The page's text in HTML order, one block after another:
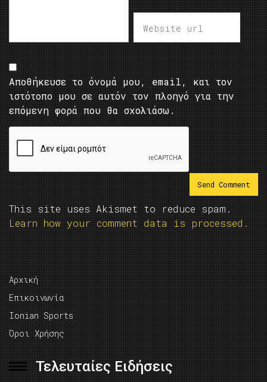
Αποθήκευσε το όνομά μου, email, και τον
ιστότοπο μου σε αυτόν τον πλοηγό για την
επόμενη φορά που θα σχολιάσω.
This site uses Akismet to reduce spam.
Learn how your comment data is processed.
Αρχική
Επικοινωνία
Ionian Sports
Όροι Χρήσης
Τελευταίες Ειδήσεις